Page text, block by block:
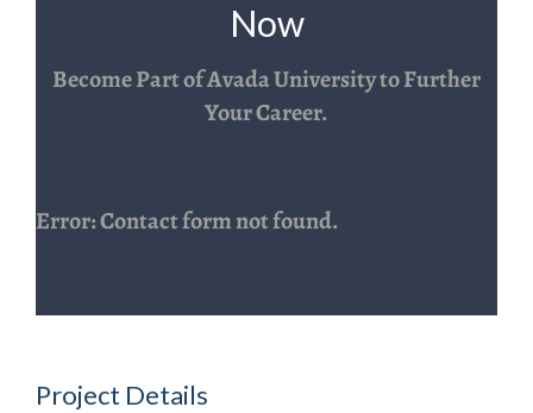
Now
Become Part of Avada University to Further
Your Career.
Error:Contact form not found.
Project Details